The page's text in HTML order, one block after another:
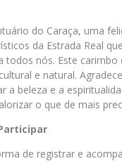
do Caraça, uma
da Estrada Real
todos nós. Este
e natural.
a beleza e a
o que de mais
de registrar e